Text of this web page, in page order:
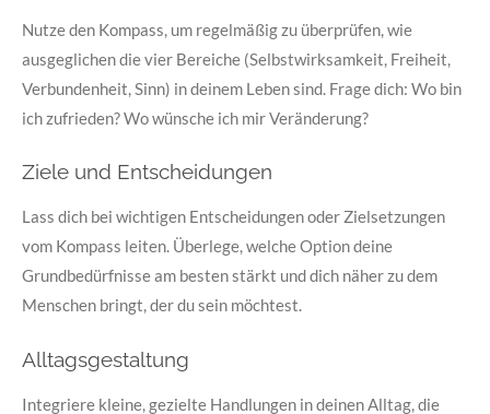
Nutze den Kompass, um regelmäßig zu überprüfen, wie
ausgeglichen die vier Bereiche (Selbstwirksamkeit, Freiheit,
Verbundenheit, Sinn) in deinem Leben sind. Frage dich: Wo bin
ich zufrieden? Wo wünsche ich mir Veränderung?
Ziele und Entscheidungen
Lass dich bei wichtigen Entscheidungen oder Zielsetzungen
vom Kompass leiten. Überlege, welche Option deine
Grundbedürfnisse am besten stärkt und dich näher zu dem
Menschen bringt, der du sein möchtest.
Alltagsgestaltung
Integriere kleine, gezielte Handlungen in deinen Alltag, die